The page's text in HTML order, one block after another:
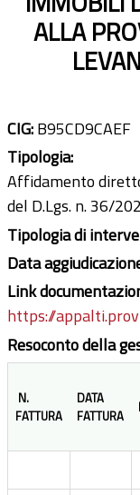
ALLA
CIG:B95CD9CAEF
Tipologia:
Affidamento
del D.Lgs. n. 36/
Tipologia di
Data
Link
https://
Resoconto della
N.
FATTURA
DATA
FATTURA